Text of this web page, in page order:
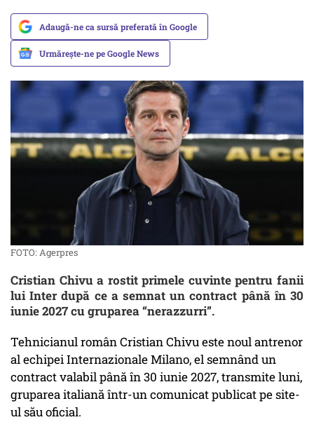
Adaugă-ne ca sursă preferată în Google
Urmărește-ne pe Google News
FOTO: Agerpres
Cristian Chivu a rostit primele cuvinte pentru fanii
lui Inter după ce a semnat un contract până în 30
iunie 2027 cu gruparea “nerazzurri”.
Tehnicianul român Cristian Chivu este noul antrenor
al echipei Internazionale Milano, el semnând un
contract valabil până în 30 iunie 2027, transmite luni,
gruparea italiană într-un comunicat publicat pe site-
ul său oficial.